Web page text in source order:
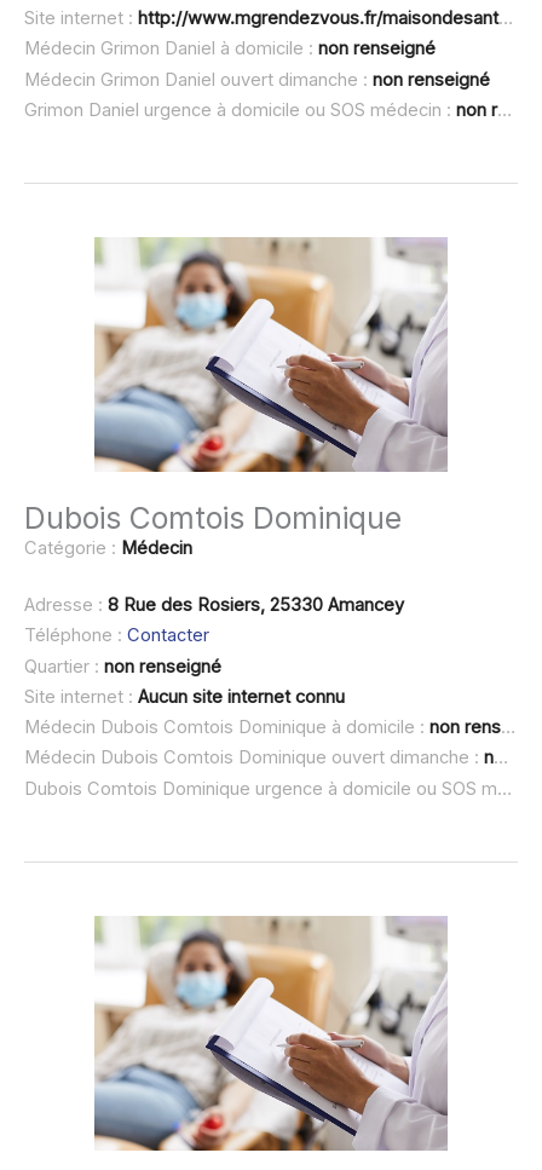
Site internet : http://www.mgrendezvous.fr/maisondesanteamancey
Médecin Grimon Daniel à domicile : non renseigné
Médecin Grimon Daniel ouvert dimanche : non renseigné
Grimon Daniel urgence à domicile ou SOS médecin : non renseigné
Dubois Comtois Dominique
Catégorie : Médecin
Adresse : 8 Rue des Rosiers, 25330 Amancey
Téléphone : Contacter
Quartier : non renseigné
Site internet : Aucun site internet connu
Médecin Dubois Comtois Dominique à domicile : non renseigné
Médecin Dubois Comtois Dominique ouvert dimanche : non renseigné
Dubois Comtois Dominique urgence à domicile ou SOS médecin :